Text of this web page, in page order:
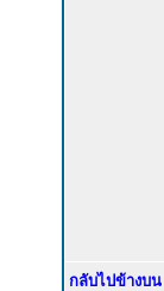
กลับไปข้างบน